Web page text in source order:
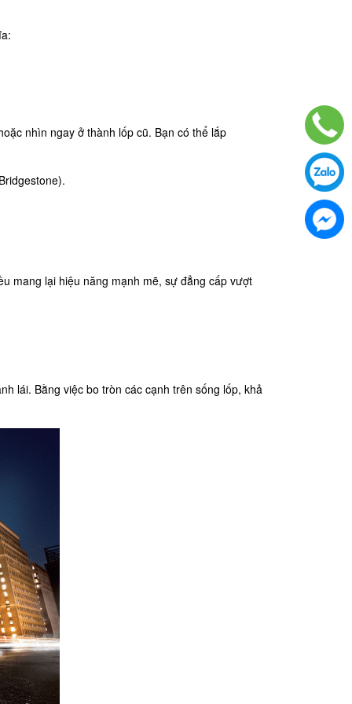
nhìn ngay ở thành lốp cũ. Bạn có thể lắp
mang lại hiệu năng mạnh mẽ, sự đẳng cấp vượt
lái. Bằng việc bo tròn các cạnh trên sống lốp, khả